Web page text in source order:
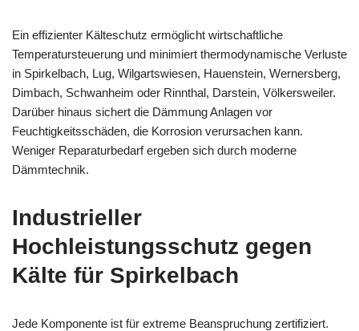
Ein effizienter Kälteschutz ermöglicht wirtschaftliche
Temperatursteuerung und minimiert thermodynamische Verluste
in Spirkelbach, Lug, Wilgartswiesen, Hauenstein, Wernersberg,
Dimbach, Schwanheim oder Rinnthal, Darstein, Völkersweiler.
Darüber hinaus sichert die Dämmung Anlagen vor
Feuchtigkeitsschäden, die Korrosion verursachen kann.
Weniger Reparaturbedarf ergeben sich durch moderne
Dämmtechnik.
Industrieller
Hochleistungsschutz gegen
Kälte für Spirkelbach
Jede Komponente ist für extreme Beanspruchung zertifiziert.